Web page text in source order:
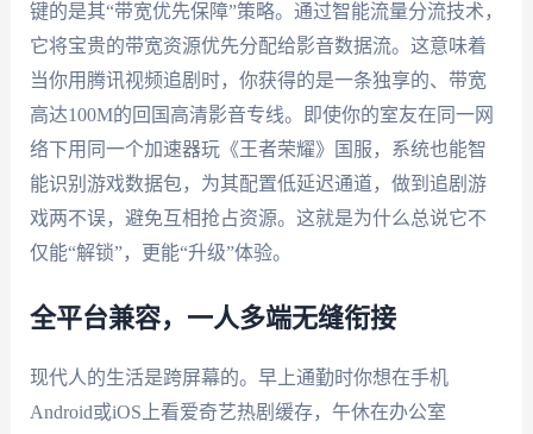
键的是其“带宽优先保障”策略。通过智能流量分流技术，
它将宝贵的带宽资源优先分配给影音数据流。这意味着
当你用腾讯视频追剧时，你获得的是一条独享的、带宽
高达100M的回国高清影音专线。即使你的室友在同一网
络下用同一个加速器玩《王者荣耀》国服，系统也能智
能识别游戏数据包，为其配置低延迟通道，做到追剧游
戏两不误，避免互相抢占资源。这就是为什么总说它不
仅能“解锁”，更能“升级”体验。
全平台兼容，一人多端无缝衔接
现代人的生活是跨屏幕的。早上通勤时你想在手机
Android或iOS上看爱奇艺热剧缓存，午休在办公室